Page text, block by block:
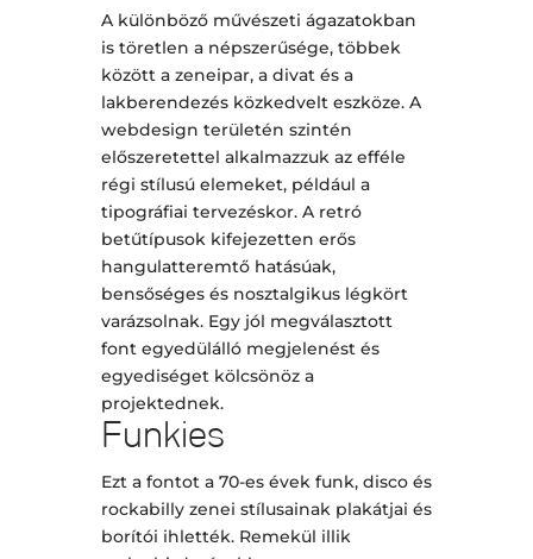
A különböző művészeti ágazatokban
is töretlen a népszerűsége, többek
között a zeneipar, a divat és a
lakberendezés közkedvelt eszköze. A
webdesign területén szintén
előszeretettel alkalmazzuk az efféle
régi stílusú elemeket, például a
tipográfiai tervezéskor. A retró
betűtípusok kifejezetten erős
hangulatteremtő hatásúak,
bensőséges és nosztalgikus légkört
varázsolnak. Egy jól megválasztott
font egyedülálló megjelenést és
egyediséget kölcsönöz a
projektednek.
Funkies
Ezt a fontot a 70-es évek funk, disco és
rockabilly zenei stílusainak plakátjai és
borítói ihlették. Remekül illik